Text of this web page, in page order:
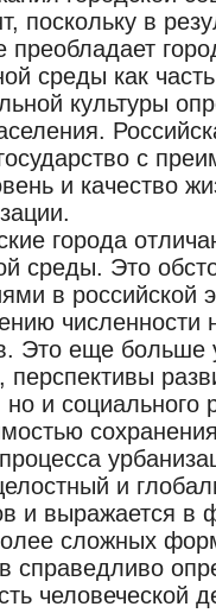
поскольку в
среды как
культуры
с
и качество
города
среды. Это
в российской
численности
Это еще больше
и социального
и
и выражается в
сложных
справедливо
человеческой